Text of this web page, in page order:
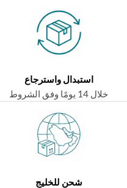
استبدال واسترجاع
شحن للخليج